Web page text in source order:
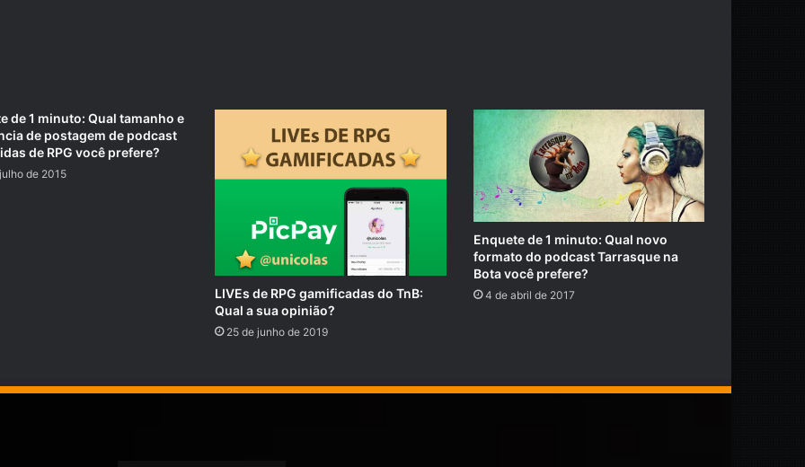
de 1 minuto: Qual tamanho e
de postagem de podcast
de RPG você prefere?
de 2015
LIVEs de RPG gamificadas do TnB:
Qual a sua opinião?
25 de junho de 2019
Enquete de 1 minuto: Qual novo
formato do podcast Tarrasque na
Bota você prefere?
4 de abril de 2017